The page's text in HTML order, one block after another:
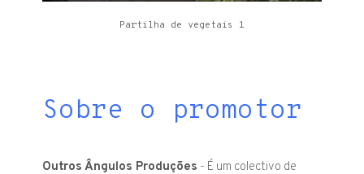
Partilha de vegetais 1
Sobre o promotor
Outros Ângulos Produções - É um colectivo de